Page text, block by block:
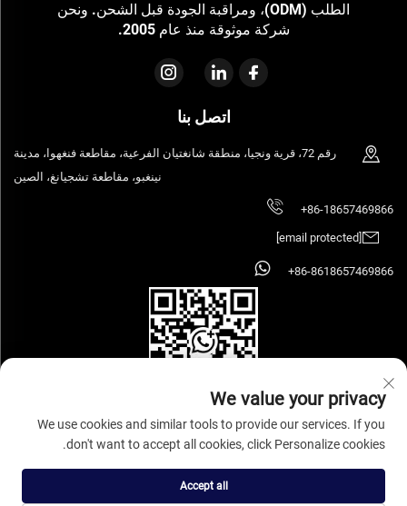
الطلب (ODM)، ومراقبة الجودة قبل الشحن. ونحن
شركة موثوقة منذ عام 2005.
اتصل بنا
رقم 72، قرية ونجيا، منطقة شانغتيان الفرعية، مقاطعة فنغهوا، مدينة
نينغبو، مقاطعة تشجيانغ، الصين
+86-18657469866
+86-8618657469866
حقوق الطبع والنشر © 2026 شركة نينغبو سيهووز للصناعة والتجارة الأثاث المحدودة.
جميع الحقوق محفوظة.سياسة الخصوصية
We value your privacy
We use cookies and similar tools to provide our services. If you
don't want to accept all cookies, click Personalize cookies.
Accept all